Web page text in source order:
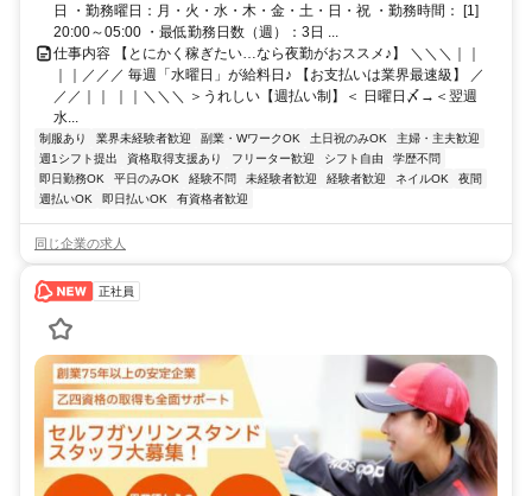
日 ・勤務曜日：月・火・水・木・金・土・日・祝 ・勤務時間： [1]
20:00～05:00 ・最低勤務日数（週）：3日 ...
仕事内容 【とにかく稼ぎたい…なら夜勤がおススメ♪】 ＼＼＼｜｜
｜｜／／／ 毎週「水曜日」が給料日♪ 【お支払いは業界最速級】 ／
／／｜｜ ｜｜＼＼＼ ＞うれしい【週払い制】＜ 日曜日〆→＜翌週
水...
制服あり 業界未経験者歓迎 副業・WワークOK 土日祝のみOK
主婦・主夫歓迎
週1シフト提出
資格取得支援あり フリーター歓迎 シフト自由
学歴不問
即日勤務OK
平日のみOK 経験不問 未経験者歓迎 経験者歓迎 ネイルOK
夜間
週払いOK
即日払いOK 有資格者歓迎
同じ企業の求人
正社員